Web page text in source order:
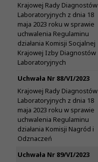
Krajowej Rady Diagnostów
Laboratoryjnych z dnia 18
maja 2023 roku w sprawie
uchwalenia Regulaminu
działania Komisji Socjalnej
Krajowej Izby Diagnostów
Laboratoryjnych
Uchwała Nr 88/VI/2023
Krajowej Rady Diagnostów
Laboratoryjnych z dnia 18
maja 2023 roku w sprawie
uchwalenia Regulaminu
działania Komisji Nagród i
Odznaczeń
Uchwała Nr 89/VI/2023